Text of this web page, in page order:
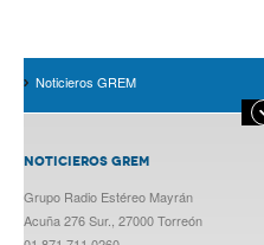
Noticieros GREM
NOTICIEROS GREM
Grupo Radio Estéreo Mayrán
Acuña 276 Sur., 27000 Torreón